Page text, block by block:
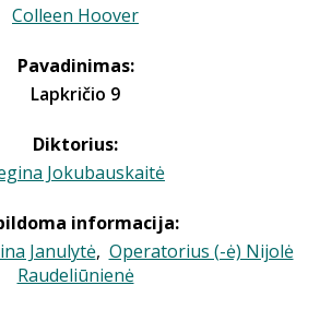
Colleen Hoover
Pavadinimas:
Lapkričio 9
Diktorius:
Jokubauskaitė
informacija:
Janulytė, Operatorius (-ė) Nijolė
Raudeliūnienė